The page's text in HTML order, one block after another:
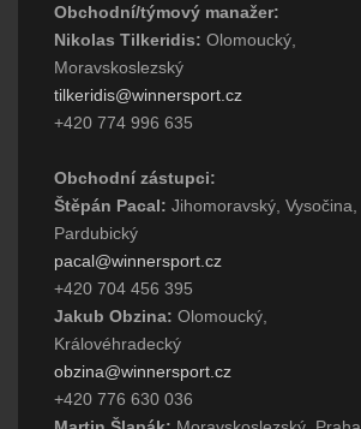
Obchodní/týmový manažer:
Nikolas Tilkeridis: Olomoucký,
Moravskoslezský
tilkeridis@winnersport.cz
+420 774 996 635
Obchodní zástupci:
Štěpán Pacal: Jihomoravský, Vysočina,
Pardubický
pacal@winnersport.cz
+420 704 456 395
Jakub Obzina: Olomoucký,
Královéhradecký
obzina@winnersport.cz
+420 776 630 036